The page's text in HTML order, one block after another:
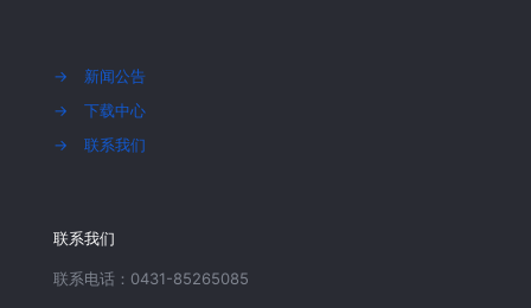
→
新闻公告
→
下载中心
→
联系我们
联系我们
联系电话：0431-85265085